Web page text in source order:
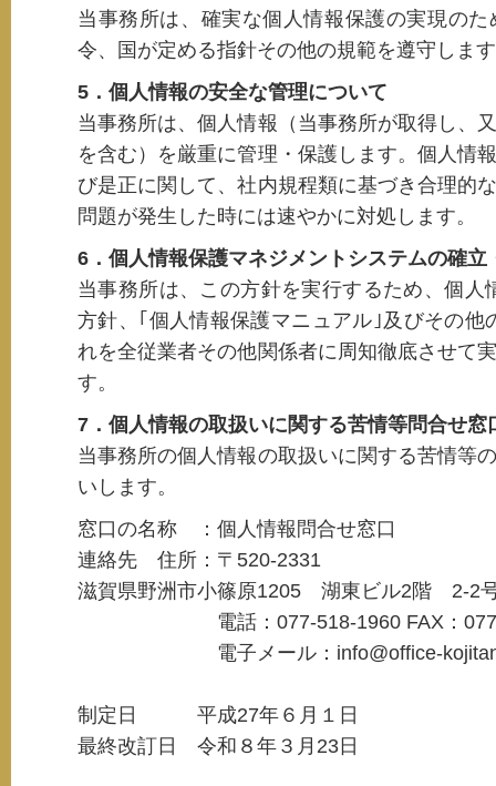
当事務所は、確実な個人情報保護の実現の
令、国が定める指針その他の規範を遵守しま
5．個人情報の安全な管理について
当事務所は、個人情報（当事務所が取得し、
を含む）を厳重に管理・保護します。個人情
び是正に関して、社内規程類に基づき合理的
問題が発生した時には速やかに対処します。
6．個人情報保護マネジメントシステムの確立
当事務所は、この方針を実行するため、個
方針、｢個人情報保護マニュアル｣及びその
れを全従業者その他関係者に周知徹底させて
す。
7．個人情報の取扱いに関する苦情等問合せ窓
当事務所の個人情報の取扱いに関する苦情等
いします。
窓口の名称 ：個人情報問合せ窓口
連絡先 住所：〒520-2331
滋賀県野洲市小篠原1205 湖東ビル2階 2-2
電話：077-518-1960 FAX：077-
電子メール：info@office-
制定日 平成27年６月１日
最終改訂日 令和８年３月23日